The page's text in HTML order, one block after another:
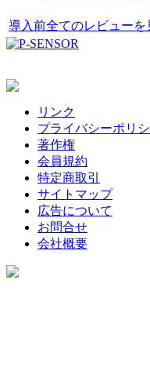
導入前全てのレビューを
リンク
プライバシーポリ
著作権
会員規約
特定商取引
サイトマップ
広告について
お問合せ
会社概要